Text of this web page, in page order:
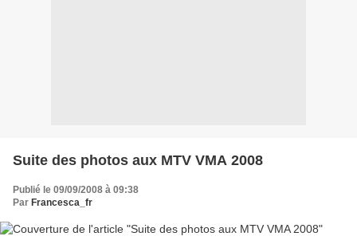
Suite des photos aux MTV VMA 2008
Publié le 09/09/2008 à 09:38
Par Francesca_fr